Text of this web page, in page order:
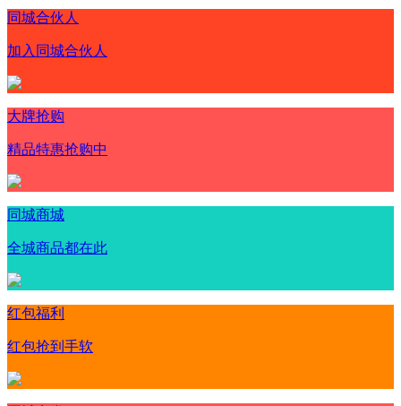
同城合伙人
加入同城合伙人
大牌抢购
精品特惠抢购中
同城商城
全城商品都在此
红包福利
红包抢到手软